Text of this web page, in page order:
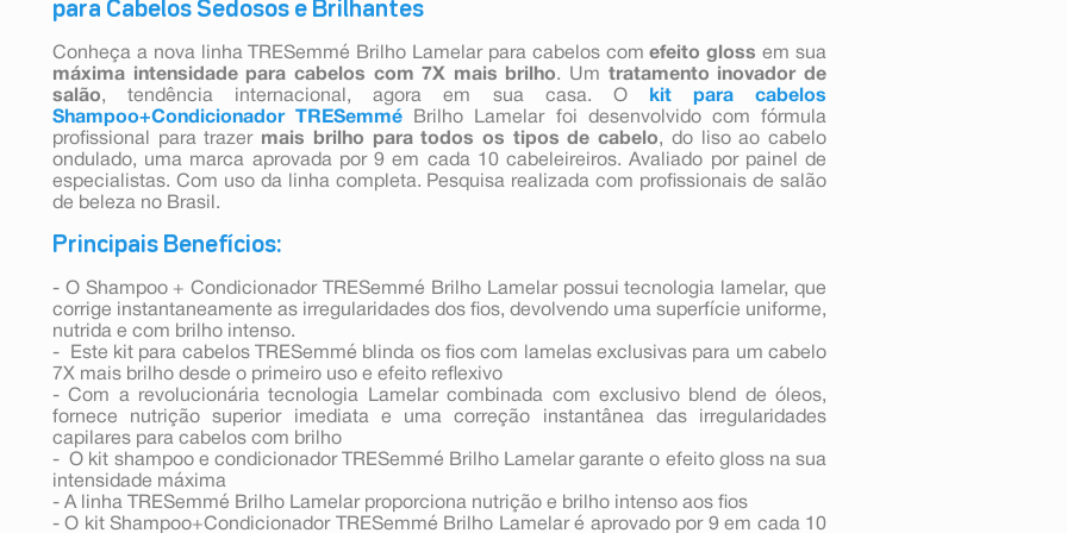
para Cabelos Sedosos e Brilhantes
Conheça a nova linha TRESemmé Brilho Lamelar para cabelos comefeito gloss em sua
máxima intensidade para cabelos com 7X mais brilho. Um tratamento inovador de
salão, tendência internacional, agora em sua casa. O
kit para cabelos
Shampoo+Condicionador
TRESemmé
Brilho Lamelar foi desenvolvido com fórmula
profissional para trazer mais brilho para todos os tipos de cabelo, do liso ao cabelo
ondulado, uma marca aprovada por 9 em cada 10 cabeleireiros. Avaliado por painel de
especialistas. Com uso da linha completa. Pesquisa realizada com profissionais de salão
de beleza no Brasil.
Principais Benefícios:
- O Shampoo + Condicionador TRESemmé Brilho Lamelar possui tecnologia lamelar, que
corrige instantaneamente as irregularidades dos fios, devolvendo uma superfície uniforme,
nutrida e com brilho intenso.
- Este kit para cabelos TRESemmé blinda os fios com lamelas exclusivas para um cabelo
7X mais brilho desde o primeiro uso e efeito reflexivo
- Com a revolucionária tecnologia Lamelar combinada com exclusivo blend de óleos,
fornece nutrição superior imediata e uma correção instantânea das irregularidades
capilares para cabelos com brilho
- O kit shampoo e condicionador TRESemmé Brilho Lamelar garante o efeito gloss na sua
intensidade máxima
- A linha TRESemmé Brilho Lamelar proporciona nutrição e brilho intenso aos fios
- O kit Shampoo+Condicionador TRESemmé Brilho Lamelar é aprovado por 9 em cada 10